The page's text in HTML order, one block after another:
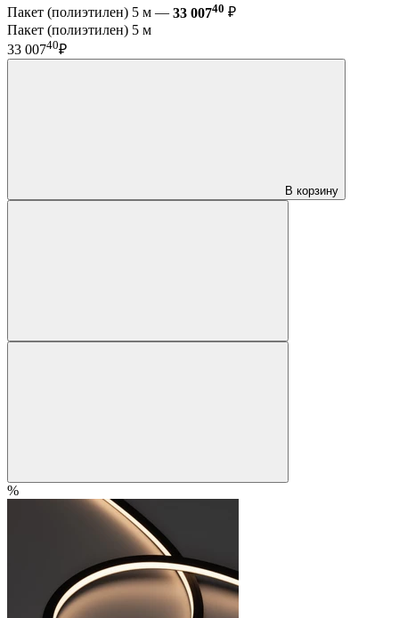
Пакет (полиэтилен) 5 м — 33 00740 ₽
Пакет (полиэтилен) 5 м
33 00740₽
В корзину
%